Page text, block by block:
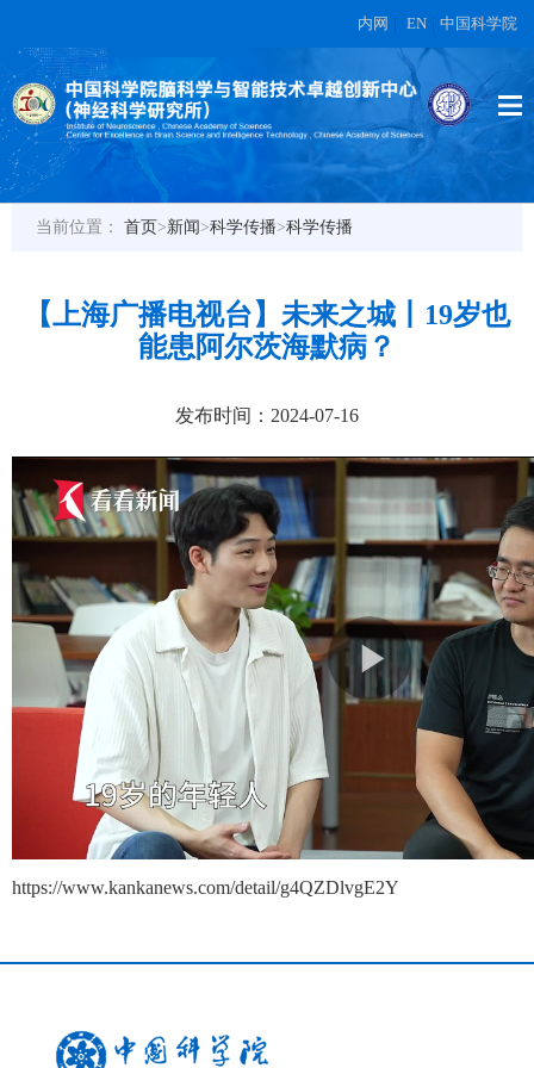
内网 EN 中国科学院
当前位置： 首页>新闻>科学传播>科学传播
【上海广播电视台】未来之城丨19岁也
能患阿尔茨海默病？
发布时间：2024-07-16
https://www.kankanews.com/detail/g4QZDlvgE2Y